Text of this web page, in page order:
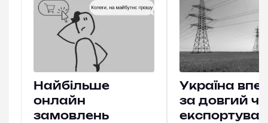
Найбільше
онлайн
замовлень
Україна
за довгий